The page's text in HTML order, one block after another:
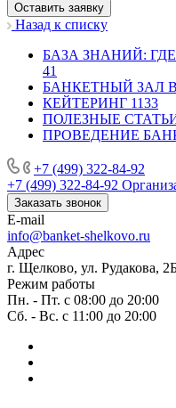
Оставить заявку
Назад к списку
БАЗА ЗНАНИЙ:
41
БАНКЕТНЫЙ ЗАЛ
КЕЙТЕРИНГ 1133
ПОЛЕЗНЫЕ
ПРОВЕДЕНИЕ
+7 (499) 322-84-92
+7 (499) 322-84-92
Заказать звонок
E-mail
info@banket-shelkovo.ru
Адрес
г. Щелково, ул. Рудакова,
Режим работы
Пн. - Пт. с 08:00 до 20:00
Сб. - Вс. с 11:00 до 20:00